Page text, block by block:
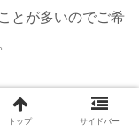
とが多いのでご希
トップ サイドバー